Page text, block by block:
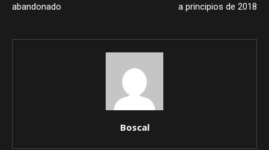
abandonado
a principios de 2018
Boscal